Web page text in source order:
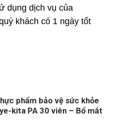
dụng dịch vụ của
khách có 1 ngày tốt
phẩm bảo vệ sức khỏe
kita PA 30 viên – Bổ mắt